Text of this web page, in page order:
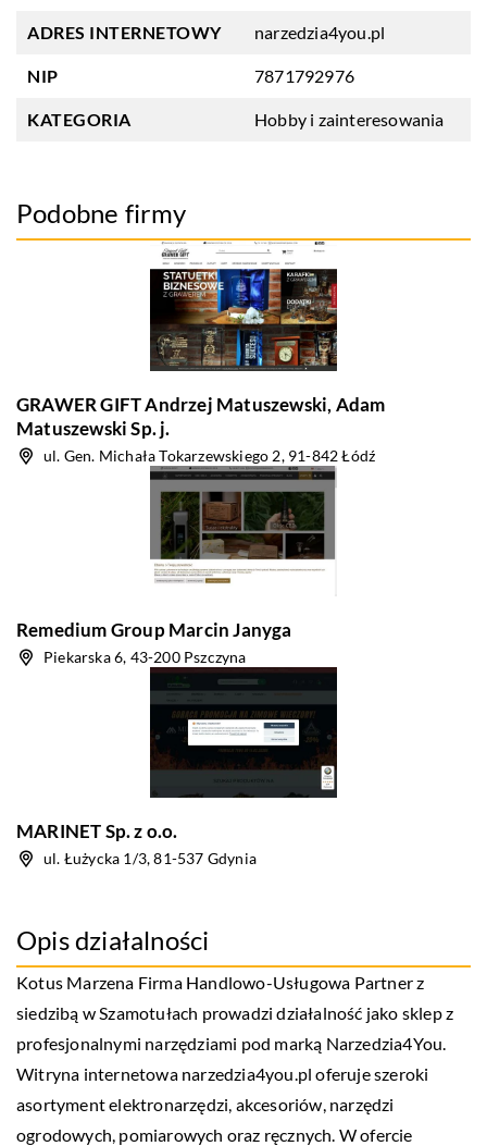
ADRES INTERNETOWY narzedzia4you.pl
NIP 7871792976
KATEGORIA Hobby i zainteresowania
Podobne firmy
GRAWER GIFT Andrzej Matuszewski, Adam
Matuszewski Sp. j.
ul. Gen. Michała Tokarzewskiego 2, 91-842 Łódź
Remedium Group Marcin Janyga
Piekarska 6, 43-200 Pszczyna
MARINET Sp. z o.o.
ul. Łużycka 1/3, 81-537 Gdynia
Opis działalności
Kotus Marzena Firma Handlowo-Usługowa Partner z
siedzibą w Szamotułach prowadzi działalność jako sklep z
profesjonalnymi narzędziami pod marką Narzedzia4You.
Witryna internetowa narzedzia4you.pl oferuje szeroki
asortyment elektronarzędzi, akcesoriów, narzędzi
ogrodowych, pomiarowych oraz ręcznych. W ofercie